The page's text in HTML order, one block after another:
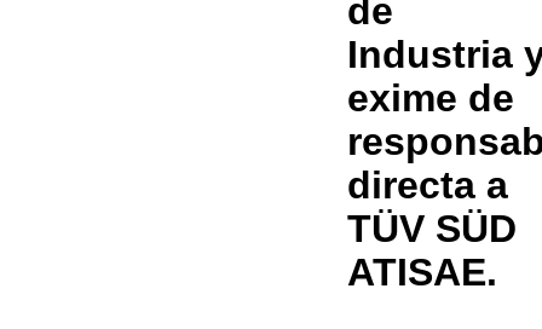
de
Industria
exime de
directa a
TÜV SÜD
ATISAE.